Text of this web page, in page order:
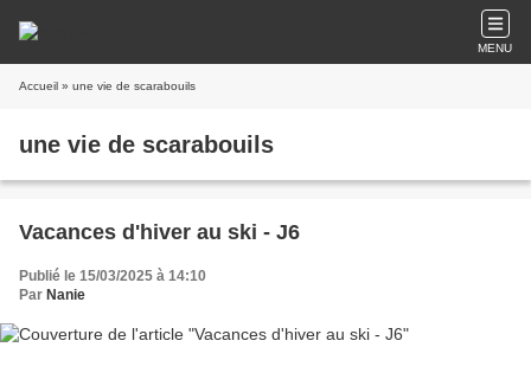
MENU
Accueil » une vie de scarabouils
une vie de scarabouils
Vacances d'hiver au ski - J6
Publié le 15/03/2025 à 14:10
Par Nanie